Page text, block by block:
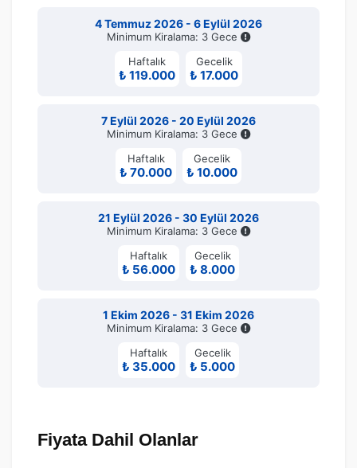
4 Temmuz 2026 - 6 Eylül 2026
Minimum Kiralama: 3 Gece
Haftalık
₺ 119.000
Gecelik
₺ 17.000
7 Eylül 2026 - 20 Eylül 2026
Minimum Kiralama: 3 Gece
Haftalık
₺ 70.000
Gecelik
₺ 10.000
21 Eylül 2026 - 30 Eylül 2026
Minimum Kiralama: 3 Gece
Haftalık
₺ 56.000
Gecelik
₺ 8.000
1 Ekim 2026 - 31 Ekim 2026
Minimum Kiralama: 3 Gece
Haftalık
₺ 35.000
Gecelik
₺ 5.000
Fiyata Dahil Olanlar